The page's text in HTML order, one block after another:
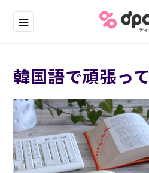
韓国語で頑張って